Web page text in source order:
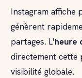
Instagram affiche
génèrent
partages. L'heure
directement cette
visibilité globale.